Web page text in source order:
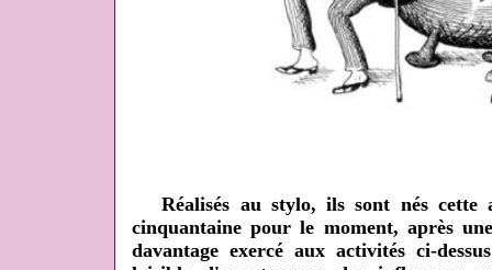
Réalisés au stylo, ils sont nés cette
cinquantaine pour le moment, après
davantage exercé aux activités ci-